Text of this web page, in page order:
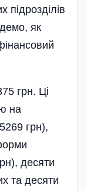
підрозділів
як
грн. Ці
на
грн),
десяти
та десяти